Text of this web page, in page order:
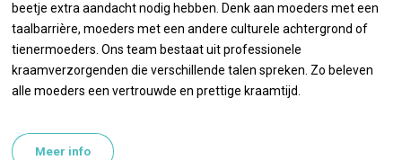
beetje extra aandacht nodig hebben. Denk aan moeders met een
taalbarrière, moeders met een andere culturele achtergrond of
tienermoeders. Ons team bestaat uit professionele
kraamverzorgenden die verschillende talen spreken. Zo beleven
alle moeders een vertrouwde en prettige kraamtijd.
Meer info